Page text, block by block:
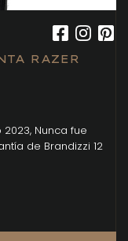
RAZER
Nunca fue
de Brandizzi 12